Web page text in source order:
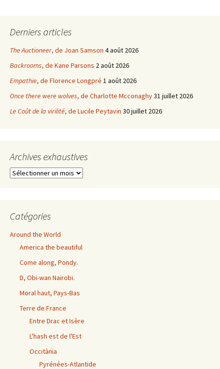
Derniers articles
The Auctioneer, de Joan Samson 4 août 2026
Backrooms, de Kane Parsons 2 août 2026
Empathie, de Florence Longpré 1 août 2026
Once there were wolves, de Charlotte Mcconaghy31 juillet 2026
Le Coût de la virilité, de Lucile Peytavin 30 juillet 2026
Archives exhaustives
Archives
Catégories
Around the World
America the beautiful
Come along, Pondy.
D, Obi-wan Nairobi.
Moral haut, Pays-Bas
Terre de France
Entre Drac et Isère
L'hash est de l'Est
Occitània
Pyrénées-Atlantide